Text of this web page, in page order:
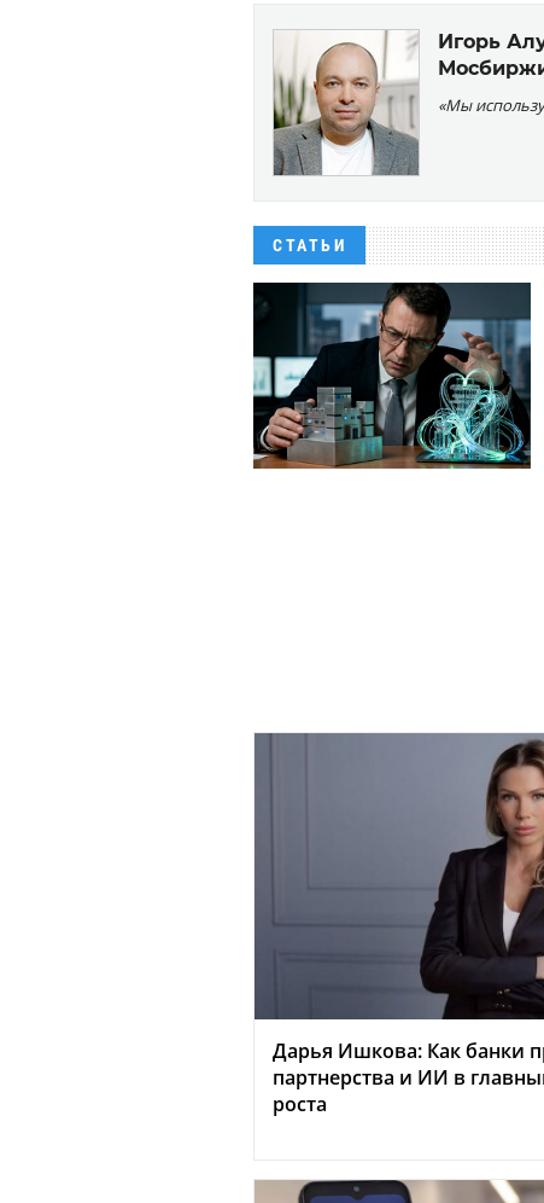
Игорь
«Мы
СТАТЬИ
Дарья Ишкова: Как банки
партнерства и ИИ в
роста